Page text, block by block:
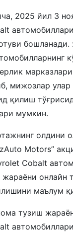
2025 йил 3
бошланади.
мижозлар улар
қилиш
мумкин.
олдини
Motors”
Cobalt
жараёни онлайн
маълум
тузиш